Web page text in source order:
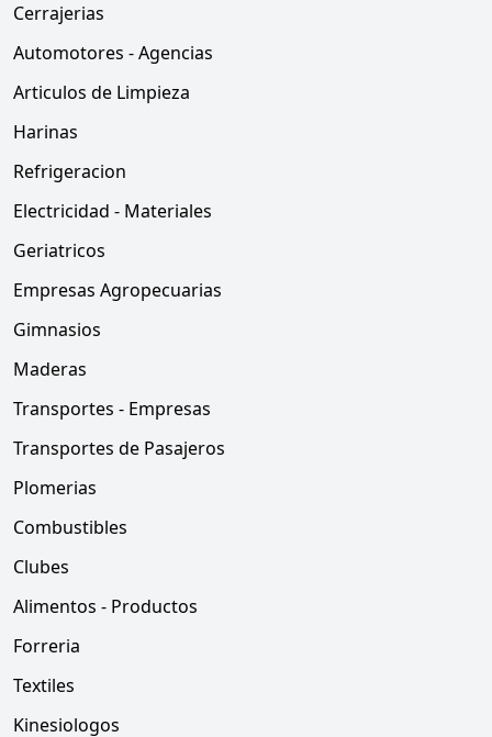
Cerrajerias
Automotores - Agencias
Articulos de Limpieza
Harinas
Refrigeracion
Electricidad - Materiales
Geriatricos
Empresas Agropecuarias
Gimnasios
Maderas
Transportes - Empresas
Transportes de Pasajeros
Plomerias
Combustibles
Clubes
Alimentos - Productos
Forreria
Textiles
Kinesiologos